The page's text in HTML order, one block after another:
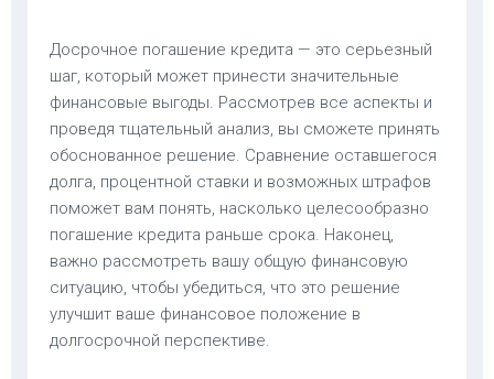
Досрочное погашение кредита — это серьезный
шаг, который может принести значительные
финансовые выгоды. Рассмотрев все аспекты и
проведя тщательный анализ, вы сможете принять
обоснованное решение. Сравнение оставшегося
долга, процентной ставки и возможных штрафов
поможет вам понять, насколько целесообразно
погашение кредита раньше срока. Наконец,
важно рассмотреть вашу общую финансовую
ситуацию, чтобы убедиться, что это решение
улучшит ваше финансовое положение в
долгосрочной перспективе.